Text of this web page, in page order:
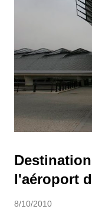
l'aéroport
8/10/2010